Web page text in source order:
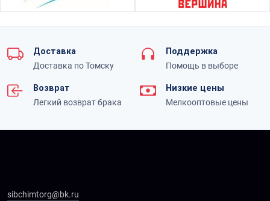
Доставка
Доставка по Томску
Поддержка
Помощь в выборе
Возврат
Легкий возврат брака
Низкие цены
Мелкооптовые цены
sibchimtorg@bk.ru